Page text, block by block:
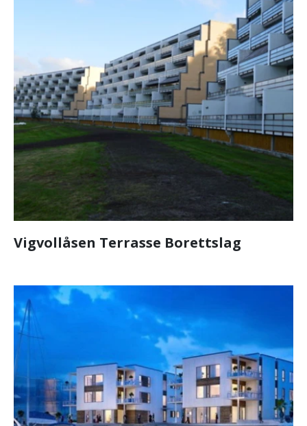
Vigvollåsen Terrasse Borettslag